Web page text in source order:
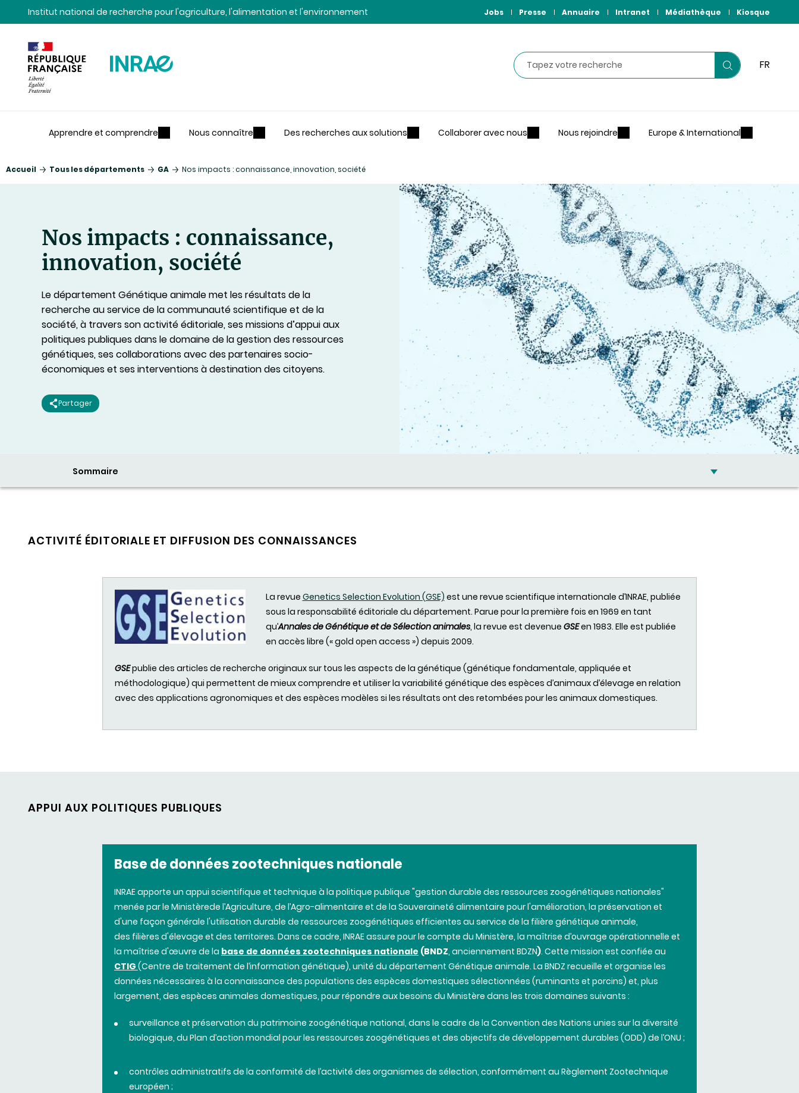
Contenu
Recherche
NavigationInstitut national de recherche pour l'agriculture, l'alimentation et l'environnement Jobs Presse Annuaire Intranet Médiathèque Kiosque
Rechercher
Lancer
FR
Apprendre et comprendre Nous connaître Des recherches aux solutions Collaborer avec nous Nous rejoindre Europe & International
Accueil Tous les départements GA Nos impacts : connaissance, innovation, société
Nos impacts : connaissance,
innovation, société
Le département Génétique animale met les résultats de la
recherche au service de la communauté scientifique et de la
société, à travers son activité éditoriale, ses missions d’appui aux
politiques publiques dans le domaine de la gestion des ressources
génétiques, ses collaborations avec des partenaires socio-
économiques et ses interventions à destination des citoyens.
Partager
Sommaire
ACTIVITÉ ÉDITORIALE ET DIFFUSION DES CONNAISSANCES
La revue Genetics Selection Evolution (GSE) est une revue scientifique internationale d’INRAE, publiée
sous la responsabilité éditoriale du département. Parue pour la première fois en 1969 en tant
qu’AnnalesdeGénétiqueet deSélectionanimales, la revue est devenue GSEen 1983. Elle est publiée
en accès libre (« gold open access ») depuis 2009.
GSEpublie des articles de recherche originauxsur tous les aspects de la génétique (génétique fondamentale, appliquée et
méthodologique) qui permettent de mieuxcomprendre et utiliser la variabilité génétique des espèces d’animauxd’élevage en relation
avec des applications agronomiques et des espèces modèles si les résultats ont des retombées pour les animauxdomestiques.
APPUI AUX POLITIQUES PUBLIQUES
Base dedonnéeszootechniquesnationale
INRAEapporte un appui scientifique et technique à la politique publique "gestion durable des ressources zoogénétiques nationales"
menée par le Ministèrede l’Agriculture, de l’Agro-alimentaire et de la Souveraineté alimentaire pourl'amélioration, la préservation et
d'une façon générale l'utilisation durable de ressources zoogénétiques efficientes au service de la filière génétique animale,
des filières d'élevage et des territoires. Dans ce cadre, INRAEassure pour le compte du Ministère, la maîtrise d’ouvrage opérationnelle et
la maîtrise d'œuvre de la base de données zootechniques nationale (BNDZ, anciennement BDZN). Cette mission est confiée au
CTIG (Centre de traitement de l’information génétique), unité du département Génétique animale. La BNDZ recueille et organise les
données nécessaires à la connaissance des populations des espèces domestiques sélectionnées (ruminants et porcins) et, plus
largement, des espèces animales domestiques, pourrépondre auxbesoins du Ministère dans les trois domaines suivants :
surveillance et préservation du patrimoine zoogénétique national, dans le cadre de la Convention des Nations unies surla diversité
biologique, du Plan d’action mondial pour les ressources zoogénétiques et des objectifs de développement durables (ODD) de l’ONU ;
contrôles administratifs de la conformité de l’activité des organismes de sélection, conformément au Règlement Zootechnique
européen ;